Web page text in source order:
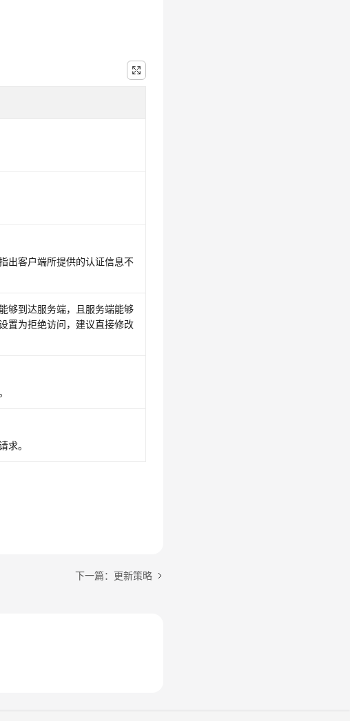
出客户端所提供的认证信息不
够到达服务端，且服务端能够
置为拒绝访问，建议直接修改
求。
下一篇：更新策略